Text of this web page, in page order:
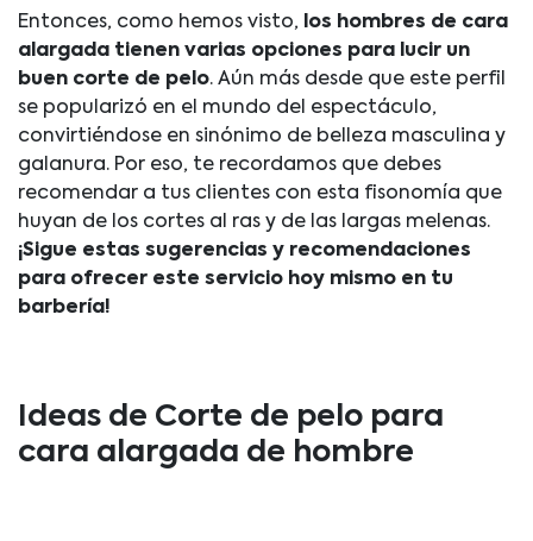
Entonces, como hemos visto, los hombres de cara
alargada tienen varias opciones para lucir un
buen corte de pelo. Aún más desde que este perfil
se popularizó en el mundo del espectáculo,
convirtiéndose en sinónimo de belleza masculina y
galanura. Por eso, te recordamos que debes
recomendar a tus clientes con esta fisonomía que
huyan de los cortes al ras y de las largas melenas.
¡Sigue estas sugerencias y recomendaciones
para ofrecer este servicio hoy mismo en tu
barbería!
Ideas de Corte de pelo para
cara alargada de hombre